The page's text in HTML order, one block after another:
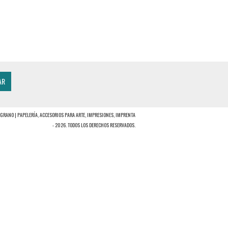
| PAPELERÍA, ACCESORIOS PARA ARTE, IMPRESIONES, IMPRENTA
- 2026. TODOS LOS DERECHOS RESERVADOS.